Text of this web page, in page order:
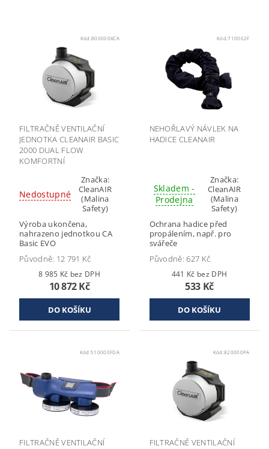
Kód:800000XCA
FILTRAČNĚ VENTILAČNÍ
JEDNOTKA CLEANAIR BASIC
2000 DUAL FLOW
KOMFORTNÍ
Nedostupné
Značka:
CleanAIR
(Malina
Safety)
Výroba ukončena,
nahrazeno jednotkou CA
Basic EVO
Původně: 12 791 Kč
8 985 Kč bez DPH
10 872 Kč
Kód:710062F
NEHOŘLAVÝ NÁVLEK NA
HADICE CLEANAIR
Skladem -
Prodejna
Značka:
CleanAIR
(Malina
Safety)
Ochrana hadice před
propálením, např. pro
svářeče
Původně:627 Kč
441 Kč bez DPH
533 Kč
Kód:510000FDA
FILTRAČNĚ VENTILAČNÍ
Kód:820000PA
FILTRAČNĚ VENTILAČNÍ